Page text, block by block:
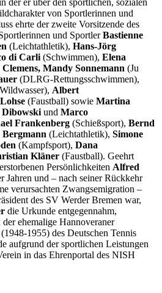
von Sportlerinnen und
ehrte der zweite Vorsitzende des
und SportlerBastienne
(Leichtathletik), Hans-Jörg
di Carli (Schwimmen), Elena
Mandy Sonnemann (Ju
(DLRG-Rettungsschwimmen),
Albert
(Faustball) sowie Martina
Dibowski und Marco
Frankenberg (Schießsport), Bernd
(Leichtathletik), Simone
(Kampfsport), Dana
Kläner (Faustball). Geehrt
Persönlichkeiten Alfred
Jahren und – nach seiner Rückkehr
verursachten Zwangsemigration –
des SV Werder Bremen war,
die Urkunde entgegennahm,
der ehemalige Hannoveraner
1955) des Deutschen Tennis
aufgrund der sportlichen Leistungen
in das Ehrenportal des NISH